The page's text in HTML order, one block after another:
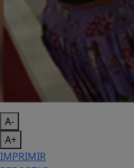
A-
A+
IMPRIMIR